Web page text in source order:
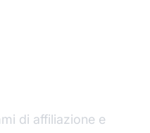
di affiliazione e